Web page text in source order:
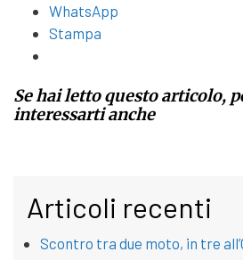
WhatsApp
Stampa
Se hai letto questo articolo,
interessarti anche
Articoli recenti
Scontro tra due moto, in tre